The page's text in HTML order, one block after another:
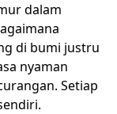
dalam
di bumi justru
nyaman
Setiap